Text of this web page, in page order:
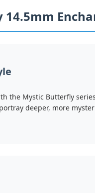
the Mystic Butterfly
deeper, more